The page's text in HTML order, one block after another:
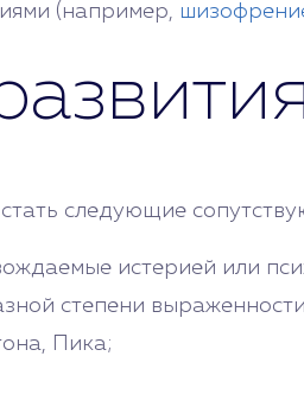
(например,
следующие
истерией или
степени
Пика;